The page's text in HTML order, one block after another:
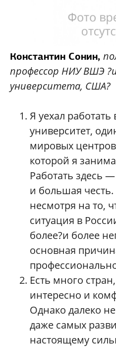
Константин Сонин,
профессор НИУ ВШЭ
университета, США?
Я уехал работать
университет,
мировых
которой я
Работать здесь
и большая
несмотря на то,
ситуация в
более?и более
основная
Есть много
интересно и
Однако далеко
даже самых
настоящему